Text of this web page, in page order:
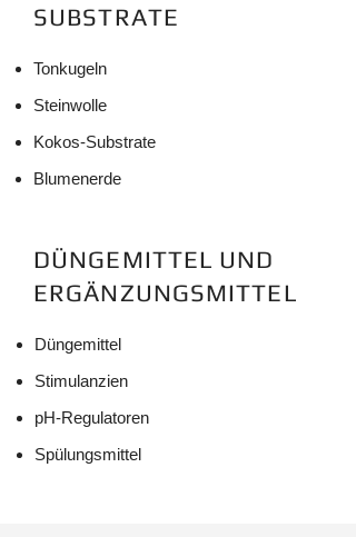
SUBSTRATE
Tonkugeln
Steinwolle
Kokos-Substrate
Blumenerde
DÜNGEMITTEL UND
ERGÄNZUNGSMITTEL
Düngemittel
Stimulanzien
pH-Regulatoren
Spülungsmittel